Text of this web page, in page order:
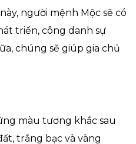
người mệnh Mộc sẽ có
triển, công danh sự
chúng sẽ giúp gia chủ
màu tương khắc sau
trắng bạc và vàng